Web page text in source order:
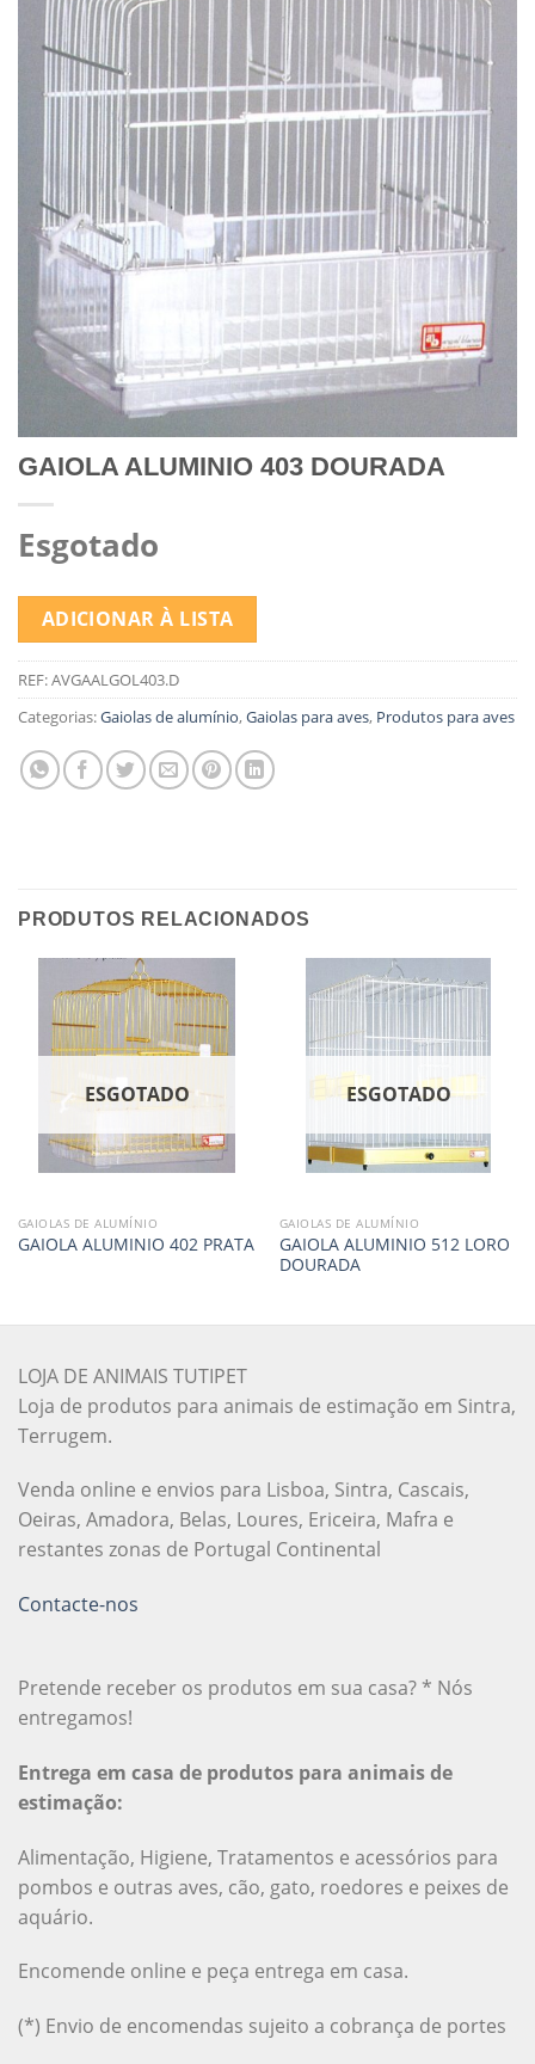
GAIOLA ALUMINIO 403 DOURADA
Esgotado
ADICIONAR À LISTA
REF:AVGAALGOL403.D
Categorias:Gaiolas de alumínio,Gaiolas para aves, Produtos para aves
PRODUTOS RELACIONADOS
ESGOTADO
GAIOLAS DE ALUMÍNIO
GAIOLA ALUMINIO 402 PRATA
ESGOTADO
GAIOLAS DE ALUMÍNIO
GAIOLA ALUMINIO 512 LORO
DOURADA
LOJA DE ANIMAIS TUTIPET
Loja de produtos para animais de estimação em Sintra,
Terrugem.
Venda online e envios para Lisboa, Sintra, Cascais,
Oeiras, Amadora, Belas, Loures, Ericeira, Mafra e
restantes zonas de Portugal Continental
Contacte-nos
Pretende receber os produtos em sua casa? * Nós
entregamos!
Entrega em casa de produtos para animais de
estimação:
Alimentação, Higiene, Tratamentos e acessórios para
pombos e outras aves, cão, gato, roedores e peixes de
aquário.
Encomende online e peça entrega em casa.
(*) Envio de encomendas sujeito a cobrança de portes